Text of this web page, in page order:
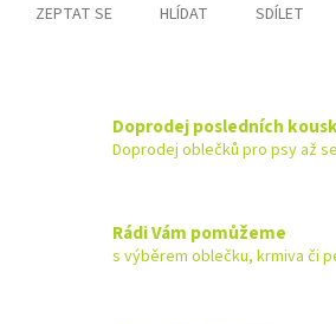
ZEPTAT SE HLÍDAT SDÍLET
Doprodej posledních
Doprodej oblečků pro psy až
Rádi Vám pomůžeme
s výběrem oblečku, krmiva či